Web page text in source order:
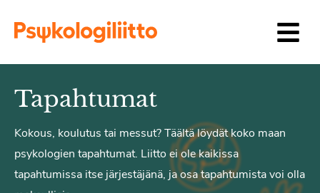
Tapahtumat
Kokous, koulutus tai messut? Täältä löydät koko maan
psykologien tapahtumat. Liitto ei ole kaikissa
tapahtumissa itse järjestäjänä, ja osa tapahtumista voi olla